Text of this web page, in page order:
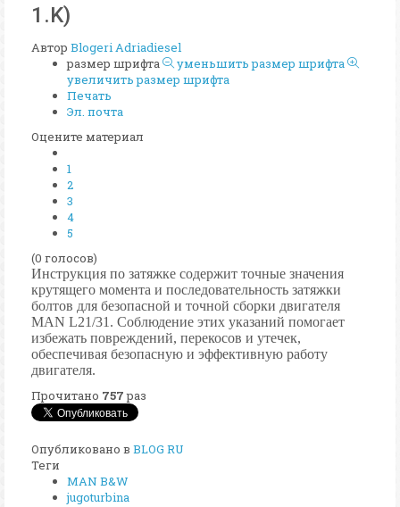
1.K)
Автор Blogeri Adriadiesel
размер шрифта
уменьшить размер шрифта
увеличить размер шрифта
Печать
Эл. почта
Оцените материал
1
2
3
4
5
(0 голосов)
Инструкция по затяжке содержит точные значения
крутящего момента и последовательность затяжки
болтов для безопасной и точной сборки двигателя
MAN L21/31. Соблюдение этих указаний помогает
избежать повреждений, перекосов и утечек,
обеспечивая безопасную и эффективную работу
двигателя.
Прочитано 757раз
Опубликовано в BLOG RU
Теги
MAN B&W
jugoturbina